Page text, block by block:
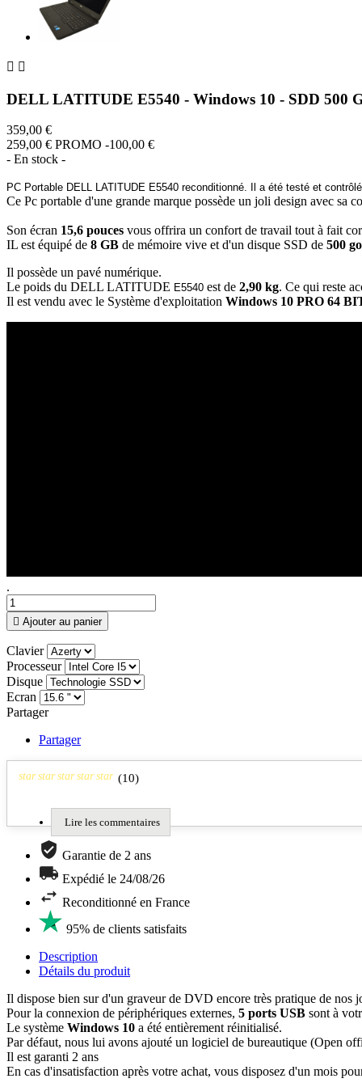
 
DELL LATITUDE E5540 - Windows 10 - SDD 500
359,00 €
259,00 € PROMO -100,00 €
- En stock -
PC Portable DELL LATITUDE E5540 reconditionné. Il a été testé et
Ce Pc portable d'une grande marque possède un joli design avec sa
Son écran 15,6 pouces vous offrira un confort de travail tout à fait
IL est équipé de 8 GB de mémoire vive et d'un disque SSD de 500 go
Il possède un pavé numérique.
Le poids du DELL LATITUDE E5540 est de 2,90 kg. Ce qui reste
Il est vendu avec le Système d'exploitation Windows 10 PRO 64
.
 Ajouter au panier
Clavier
Processeur
Disque
Ecran
Partager
Partager
star star star star star (10)
Lire les commentaires
Garantie de 2 ans
Expédié le 24/08/26
Reconditionné en France
95% de clients satisfaits
Description
Détails du produit
Il dispose bien sur d'un graveur de DVD encore très pratique de nos
Pour la connexion de périphériques externes, 5 ports USB sont à
Le système Windows 10 a été entièrement réinitialisé.
Par défaut, nous lui avons ajouté un logiciel de bureautique (Open
Il est garanti 2 ans
En cas d'insatisfaction après votre achat, vous disposez d'un mois